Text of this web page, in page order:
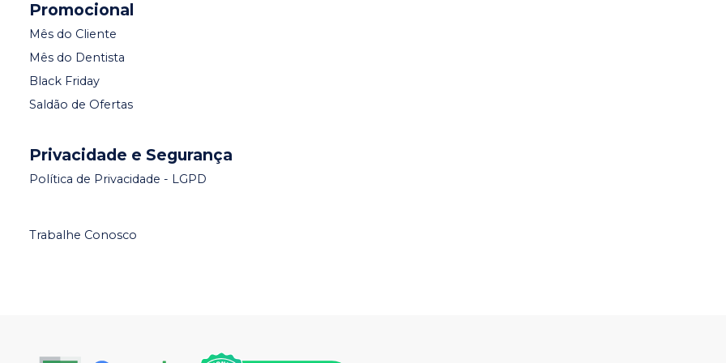
Promocional
Mês do Cliente
Mês do Dentista
Black Friday
Saldão de Ofertas
Privacidade e Segurança
Política de Privacidade - LGPD
Trabalhe Conosco